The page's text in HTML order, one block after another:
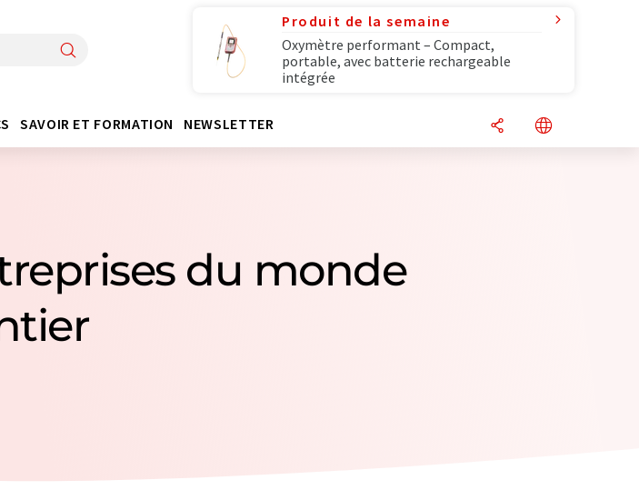
Produit de la semaine
Oxymètre performant – Compact,
portable, avec batterie rechargeable
intégrée
SAVOIR ET FORMATION NEWSLETTER
du monde